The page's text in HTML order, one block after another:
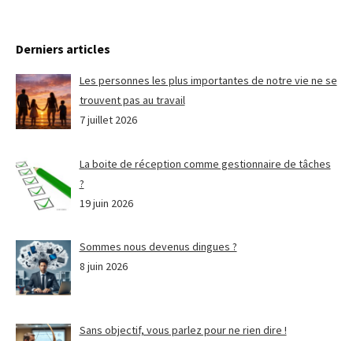
Derniers articles
Les personnes les plus importantes de notre vie ne se
trouvent pas au travail
7 juillet 2026
La boite de réception comme gestionnaire de tâches
?
19 juin 2026
Sommes nous devenus dingues ?
8 juin 2026
Sans objectif, vous parlez pour ne rien dire !